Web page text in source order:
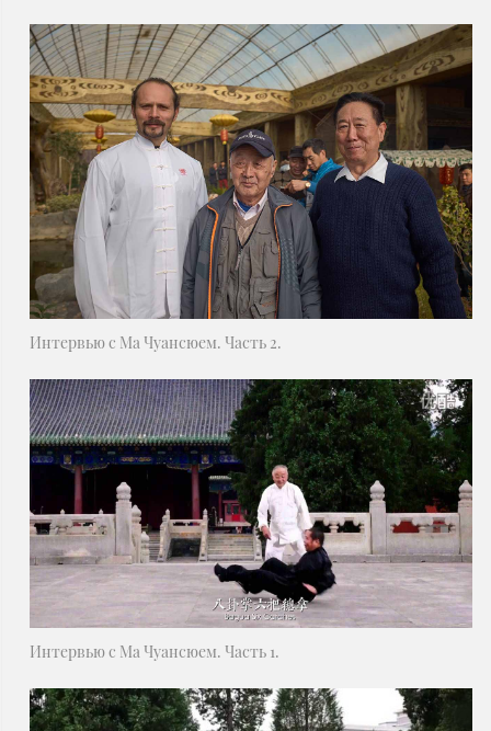
Интервью с Ма Чуансюем. Часть 2.
Интервью с Ма Чуансюем. Часть 1.